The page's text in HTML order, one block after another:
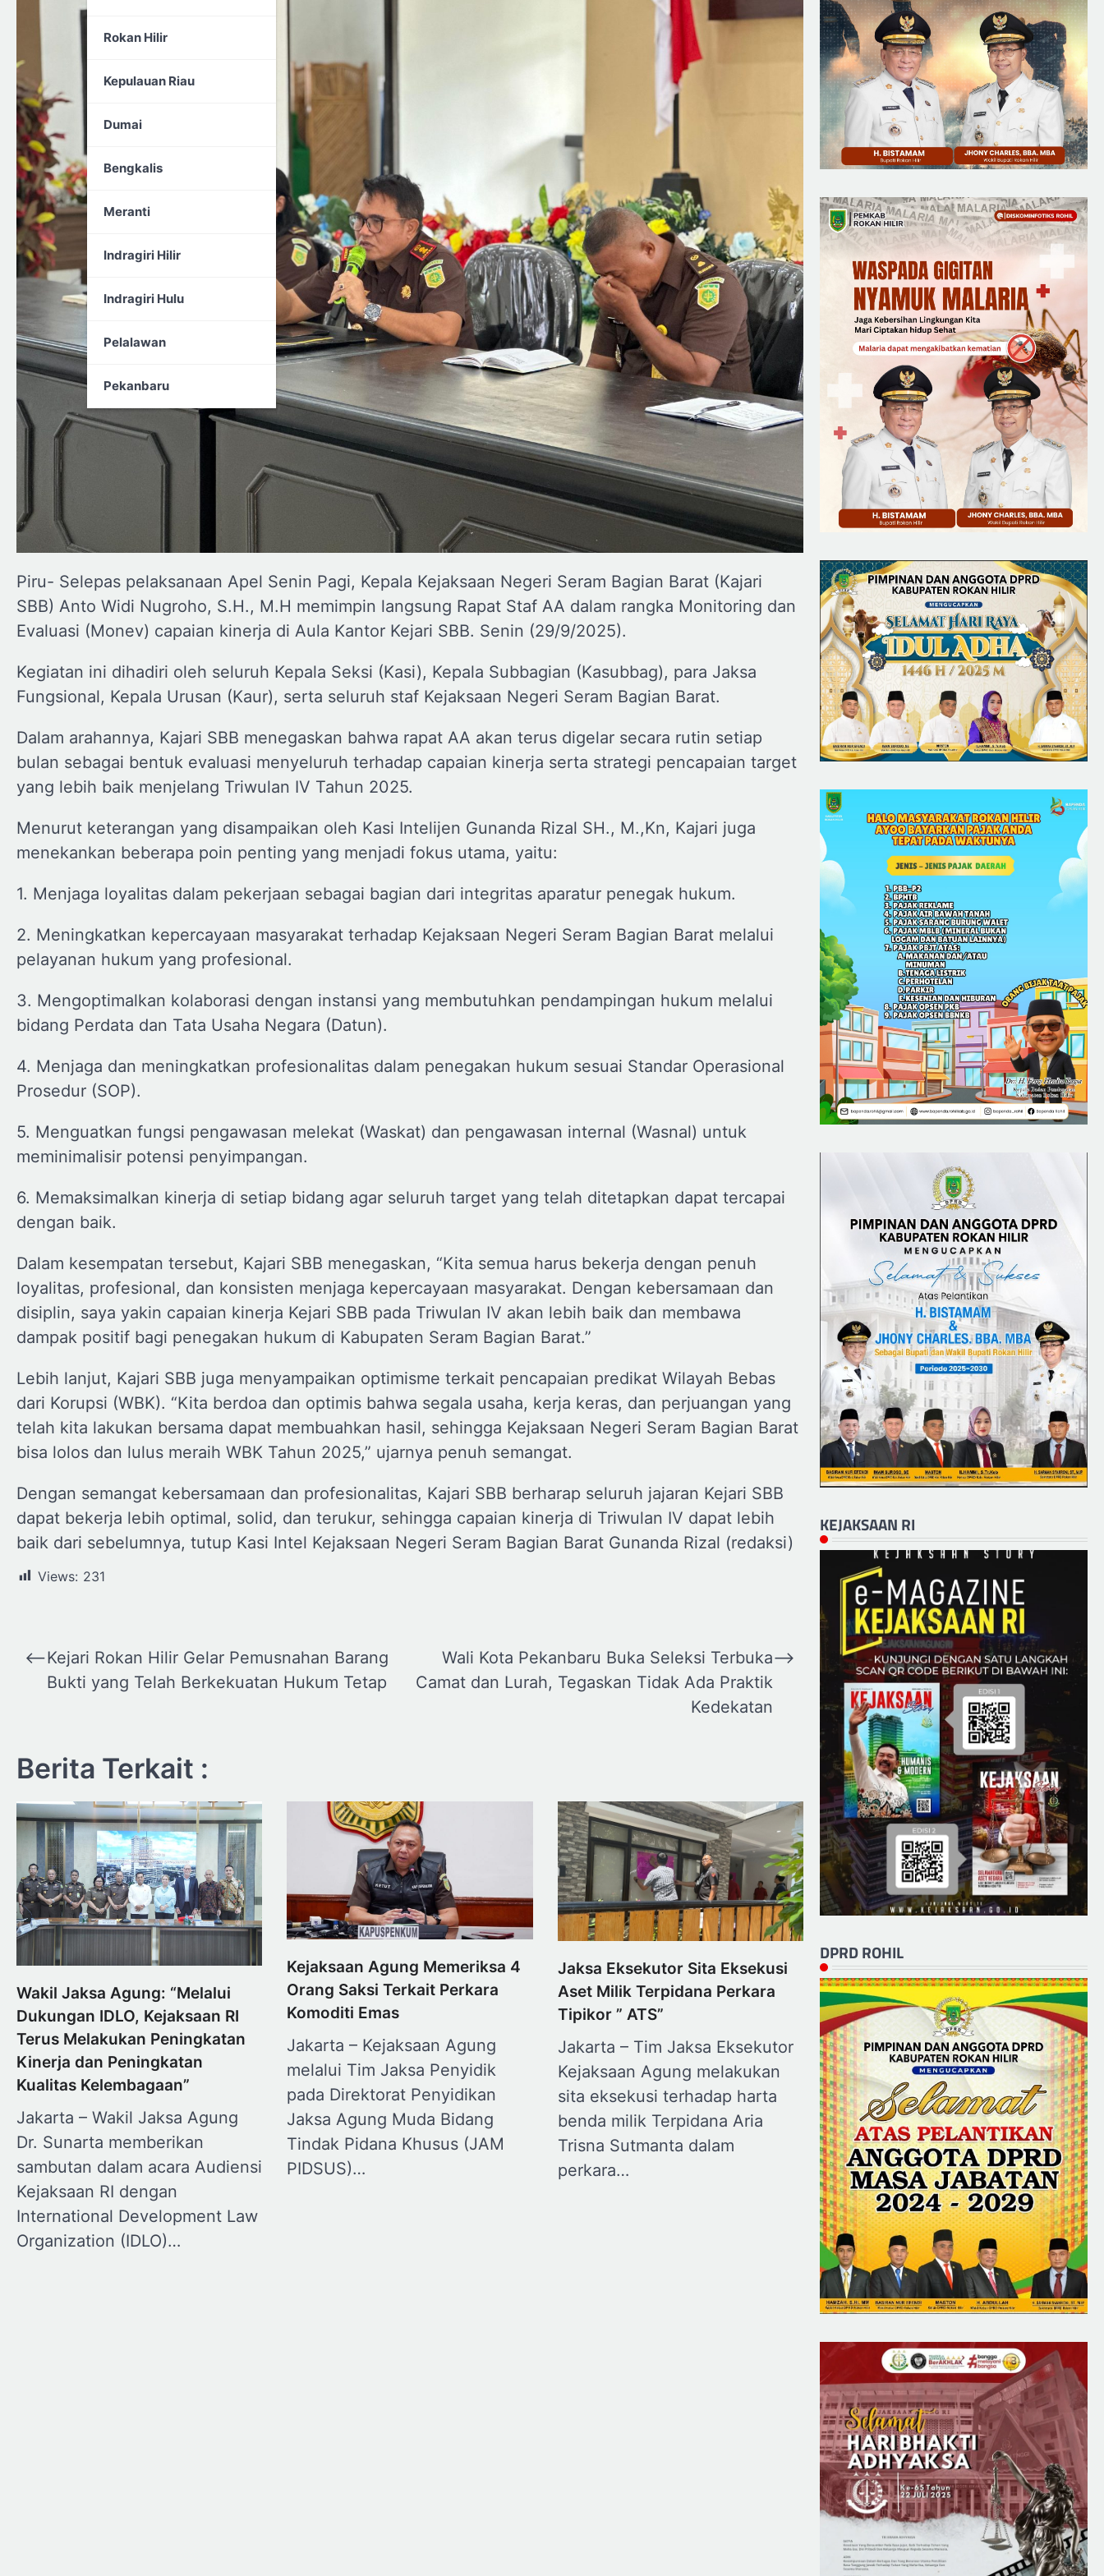
Rokan Hilir
Kepulauan Riau
Dumai
Bengkalis
Meranti
Indragiri Hilir
Indragiri Hulu
Pelalawan
Pekanbaru
Piru- Selepas pelaksanaan Apel Senin Pagi, Kepala Kejaksaan Negeri Seram Bagian Barat (Kajari
SBB) Anto Widi Nugroho, S.H., M.H memimpin langsung Rapat Staf AA dalam rangka Monitoring dan
Evaluasi (Monev) capaian kinerja di Aula Kantor Kejari SBB. Senin (29/9/2025).
Kegiatan ini dihadiri oleh seluruh Kepala Seksi (Kasi), Kepala Subbagian (Kasubbag), para Jaksa
Fungsional, Kepala Urusan (Kaur), serta seluruh staf Kejaksaan Negeri Seram Bagian Barat.
Dalam arahannya, Kajari SBB menegaskan bahwa rapat AA akan terus digelar secara rutin setiap
bulan sebagai bentuk evaluasi menyeluruh terhadap capaian kinerja serta strategi pencapaian target
yang lebih baik menjelang Triwulan IV Tahun 2025.
Menurut keterangan yang disampaikan oleh Kasi Intelijen Gunanda Rizal SH., M.,Kn, Kajari juga
menekankan beberapa poin penting yang menjadi fokus utama, yaitu:
1. Menjaga loyalitas dalam pekerjaan sebagai bagian dari integritas aparatur penegak hukum.
2. Meningkatkan kepercayaan masyarakat terhadap Kejaksaan Negeri Seram Bagian Barat melalui
pelayanan hukum yang profesional.
3. Mengoptimalkan kolaborasi dengan instansi yang membutuhkan pendampingan hukum melalui
bidang Perdata dan Tata Usaha Negara (Datun).
4. Menjaga dan meningkatkan profesionalitas dalam penegakan hukum sesuai Standar Operasional
Prosedur (SOP).
5. Menguatkan fungsi pengawasan melekat (Waskat) dan pengawasan internal (Wasnal) untuk
meminimalisir potensi penyimpangan.
6. Memaksimalkan kinerja di setiap bidang agar seluruh target yang telah ditetapkan dapat tercapai
dengan baik.
Dalam kesempatan tersebut, Kajari SBB menegaskan, “Kita semua harus bekerja dengan penuh
loyalitas, profesional, dan konsisten menjaga kepercayaan masyarakat. Dengan kebersamaan dan
disiplin, saya yakin capaian kinerja Kejari SBB pada Triwulan IV akan lebih baik dan membawa
dampak positif bagi penegakan hukum di Kabupaten Seram Bagian Barat.”
Lebih lanjut, Kajari SBB juga menyampaikan optimisme terkait pencapaian predikat Wilayah Bebas
dari Korupsi (WBK). “Kita berdoa dan optimis bahwa segala usaha, kerja keras, dan perjuangan yang
telah kita lakukan bersama dapat membuahkan hasil, sehingga Kejaksaan Negeri Seram Bagian Barat
bisa lolos dan lulus meraih WBK Tahun 2025,” ujarnya penuh semangat.
Dengan semangat kebersamaan dan profesionalitas, Kajari SBB berharap seluruh jajaran Kejari SBB
dapat bekerja lebih optimal, solid, dan terukur, sehingga capaian kinerja di Triwulan IV dapat lebih
baik dari sebelumnya, tutup Kasi Intel Kejaksaan Negeri Seram Bagian Barat Gunanda Rizal (redaksi)
Views: 231
Navigasi
pos
⟵Kejari Rokan Hilir Gelar Pemusnahan Barang
Bukti yang Telah Berkekuatan Hukum Tetap
Wali Kota Pekanbaru Buka Seleksi Terbuka
Camat dan Lurah, Tegaskan Tidak Ada Praktik
Kedekatan
⟶
Berita Terkait :
Wakil Jaksa Agung: “Melalui
Dukungan IDLO, Kejaksaan RI
Terus Melakukan Peningkatan
Kinerja dan Peningkatan
Kualitas Kelembagaan”
Jakarta – Wakil Jaksa Agung
Dr. Sunarta memberikan
sambutan dalam acara Audiensi
Kejaksaan RI dengan
International Development Law
Organization (IDLO)…
Kejaksaan Agung Memeriksa 4
Orang Saksi Terkait Perkara
Komoditi Emas
Jakarta – Kejaksaan Agung
melalui Tim Jaksa Penyidik
pada Direktorat Penyidikan
Jaksa Agung Muda Bidang
Tindak Pidana Khusus (JAM
PIDSUS)…
Jaksa Eksekutor Sita Eksekusi
Aset Milik Terpidana Perkara
Tipikor ” ATS”
Jakarta – Tim Jaksa Eksekutor
Kejaksaan Agung melakukan
sita eksekusi terhadap harta
benda milik Terpidana Aria
Trisna Sutmanta dalam
perkara…
KEJAKSAAN RI
DPRD ROHIL